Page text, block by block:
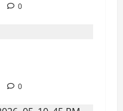
0
0